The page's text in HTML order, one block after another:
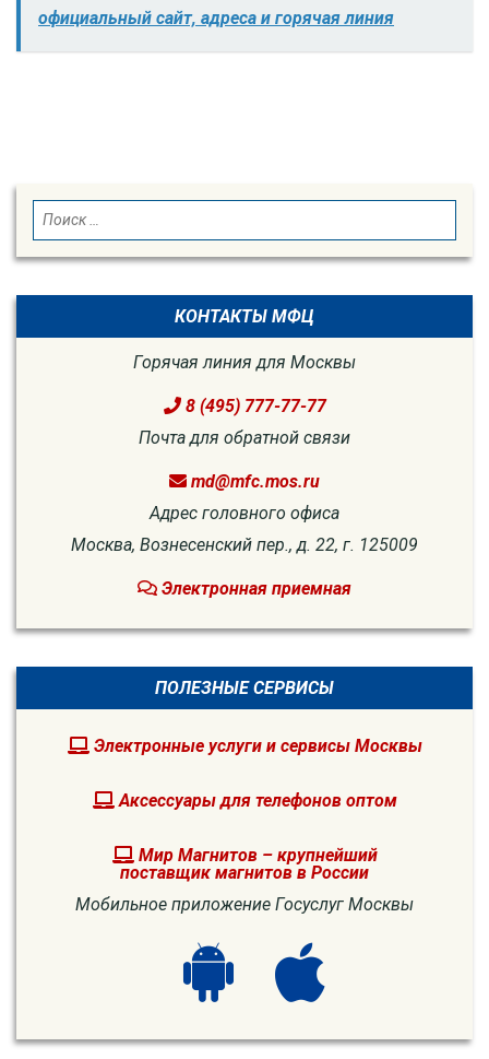
официальный сайт, адреса и горячая линия
Search
for:
SEARCH
КОНТАКТЫ МФЦ
Горячая линия для Москвы
8 (495) 777-77-77
Почта для обратной связи
md@mfc.mos.ru
Адрес головного офиса
Москва, Вознесенский пер., д. 22, г. 125009
Электронная приемная
ПОЛЕЗНЫЕ СЕРВИСЫ
Электронные услуги и сервисы Москвы
Аксессуары для телефонов оптом
Мир Магнитов – крупнейший
поставщик магнитов в России
Мобильное приложение Госуслуг Москвы